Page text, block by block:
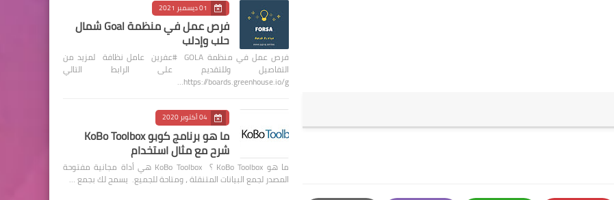
01 ديسمبر 2021
فرص عمل في منظمة Goal شمال
حلب وإدلب
فرص عمل في منظمة GOLA #عفرين عامل نظافة لمزيد من
التفاصيل وللتقديم على الرابط التالي
https://boards.greenhouse.io/g…
04 أكتوبر 2020
ما هو برنامج كوبو KoBo Toolbox
شرح مع مثال استخدام
ما هو KoBo Toolbox ؟ KoBo Toolbox هي أداة مجانية مفتوحة
المصدر لجمع البيانات المتنقلة ، ومتاحة للجميع. يسمح لك بجمع …